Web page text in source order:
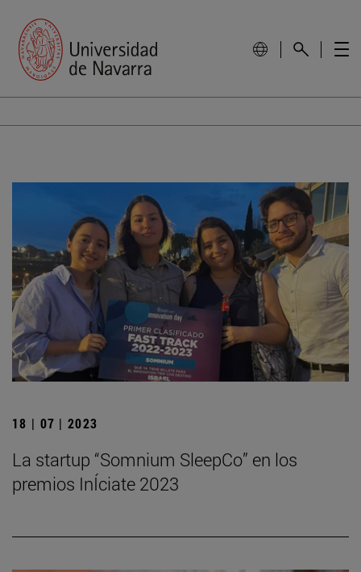
18 | 07 | 2023
La startup “Somnium SleepCo” en los
premios InÍciate 2023